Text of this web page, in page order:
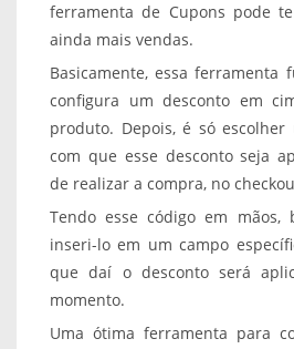
ferramenta de Cupons pode
ainda mais vendas.
Basicamente, essa ferramenta
configura um desconto em
produto. Depois, é só
com que esse desconto seja
de realizar a compra, no
Tendo esse código em mãos,
inseri-lo em um campo
que daí o desconto será
momento.
Uma ótima ferramenta para